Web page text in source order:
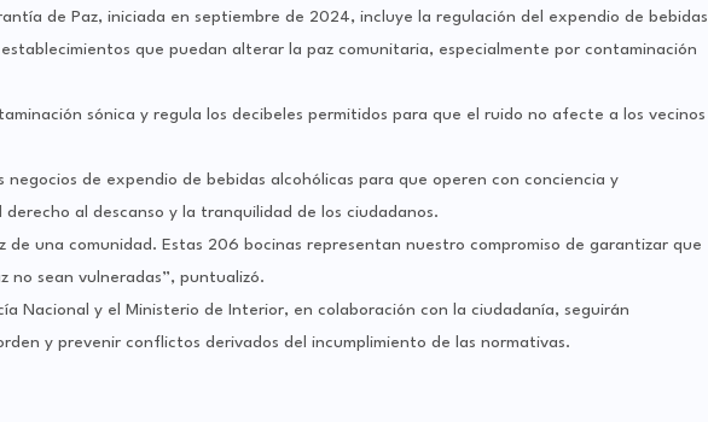
de Paz, iniciada en septiembre de 2024, incluye la regulación del expendio de bebidas
que puedan alterar la paz comunitaria, especialmente por contaminación
sónica y regula los decibeles permitidos para que el ruido no afecte a los vecinos
negocios de expendio de bebidas alcohólicas para que operen con conciencia y
al descanso y la tranquilidad de los ciudadanos.
de una comunidad. Estas 206 bocinas representan nuestro compromiso de garantizar que
no sean vulneradas”, puntualizó.
Nacional y el Ministerio de Interior, en colaboración con la ciudadanía, seguirán
y prevenir conflictos derivados del incumplimiento de las normativas.